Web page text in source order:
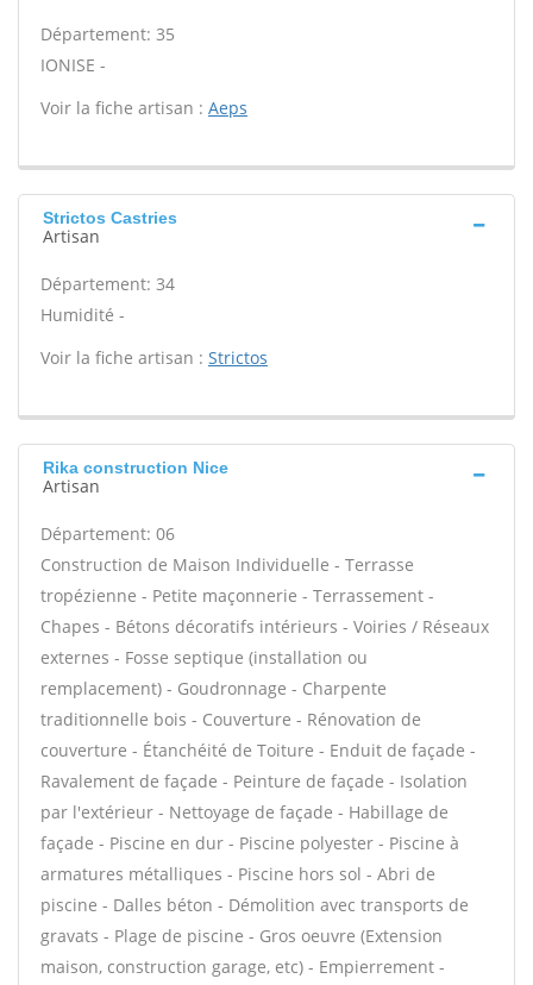
Département: 35
IONISE -
Voir la fiche artisan : Aeps
Strictos Castries
Artisan
Département: 34
Humidité -
Voir la fiche artisan : Strictos
Rika construction Nice
Artisan
Département: 06
Construction de Maison Individuelle - Terrasse
tropézienne - Petite maçonnerie - Terrassement -
Chapes - Bétons décoratifs intérieurs - Voiries / Réseaux
externes - Fosse septique (installation ou
remplacement) - Goudronnage - Charpente
traditionnelle bois - Couverture - Rénovation de
couverture - Étanchéité de Toiture - Enduit de façade -
Ravalement de façade - Peinture de façade - Isolation
par l'extérieur - Nettoyage de façade - Habillage de
façade - Piscine en dur - Piscine polyester - Piscine à
armatures métalliques - Piscine hors sol - Abri de
piscine - Dalles béton - Démolition avec transports de
gravats - Plage de piscine - Gros oeuvre (Extension
maison, construction garage, etc) - Empierrement -